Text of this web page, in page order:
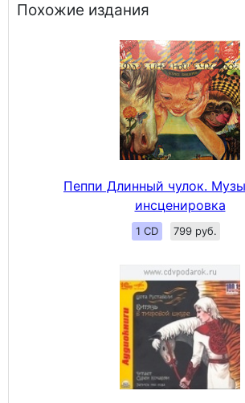
Похожие издания
Пеппи Длинный чулок.
инсценировка
1 CD 799 руб.